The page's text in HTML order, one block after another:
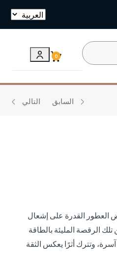
0
السابق التالي
العطور القدرة على إشعال
الرقصة المليئة بالطاقة
وتترك أثرًا يعكس الثقة